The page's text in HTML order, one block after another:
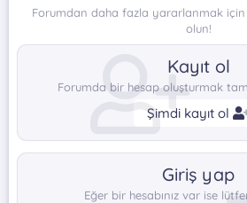
Forumdan daha fazla yararlanmak için
olun!
Kayıt ol
Forumda bir hesap oluşturmak
Şimdi kayıt ol
Giriş yap
Eğer bir hesabınız var ise